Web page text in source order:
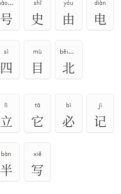
hào、háo
号
shǐ
史
yóu
由
diàn
电
sì
四
mù
目
běi、bèi
北
lì
立
tā
它
bì
必
jì
记
bàn
半
xiě
写